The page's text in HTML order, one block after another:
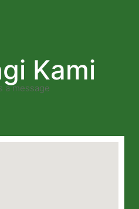
Kami
a message